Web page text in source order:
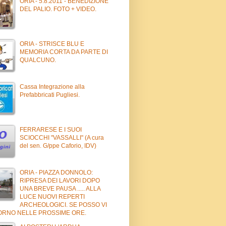
DEL PALIO. FOTO + VIDEO.
ORIA - STRISCE BLU E
MEMORIA CORTA DA PARTE DI
QUALCUNO.
Cassa Integrazione alla
Prefabbricati Pugliesi.
FERRARESE E I SUOI
SCIOCCHI "VASSALLI" (A cura
del sen. G/ppe Caforio, IDV)
ORIA - PIAZZA DONNOLO:
RIPRESA DEI LAVORI DOPO
UNA BREVE PAUSA ..... ALLA
LUCE NUOVI REPERTI
ARCHEOLOGICI. SE POSSO VI
NELLE PROSSIME ORE.